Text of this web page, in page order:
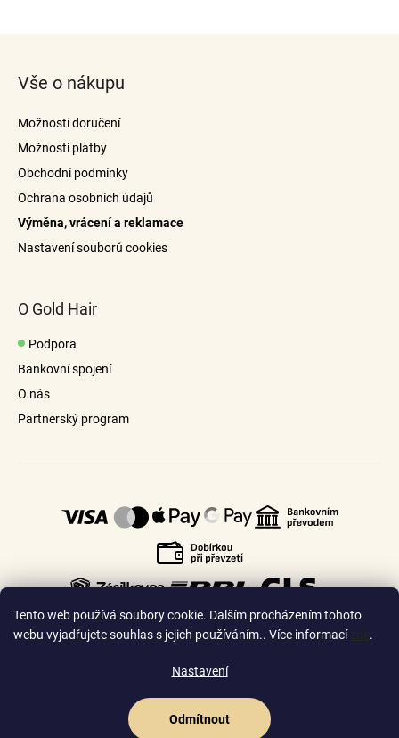
Tento web používá soubory cookie. Dalším procházením tohoto
webu vyjadřujete souhlas s jejich používáním.. Více informací
.
Nastavení
Odmítnout
100% středoevropské pravé vlasy
Dlouhá životnost
Snadná péče
rozčesávání vlasů
Vše o nákupu
Možnosti doručení
Možnosti platby
Obchodní podmínky
Ochrana osobních údajů
Výměna, vrácení a reklamace
Nastavení souborů cookies
O Gold Hair
Podpora
Bankovní spojení
O nás
Partnerský program
Česko🇸🇰